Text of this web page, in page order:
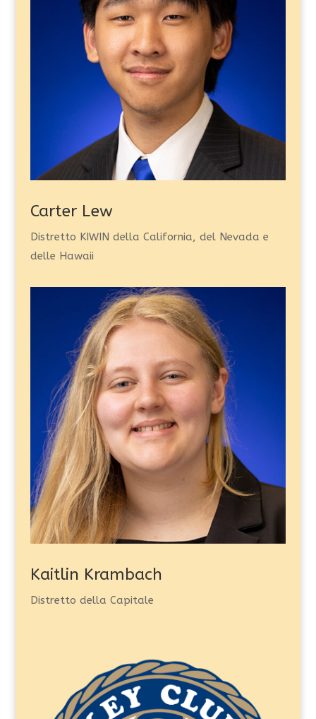
Carter Lew
Distretto KIWIN della California, del Nevada e
delle Hawaii
Kaitlin Krambach
Distretto della Capitale